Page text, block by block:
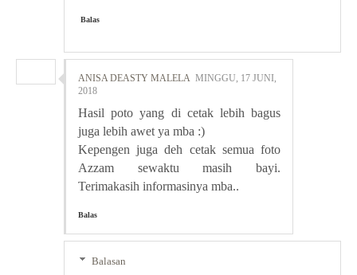
Balas
ANISA DEASTY MALELA MINGGU, 17 JUNI,
2018
Hasil poto yang di cetak lebih bagus
juga lebih awet ya mba :)
Kepengen juga deh cetak semua foto
Azzam sewaktu masih bayi.
Terimakasih informasinya mba..
Balas
Balasan